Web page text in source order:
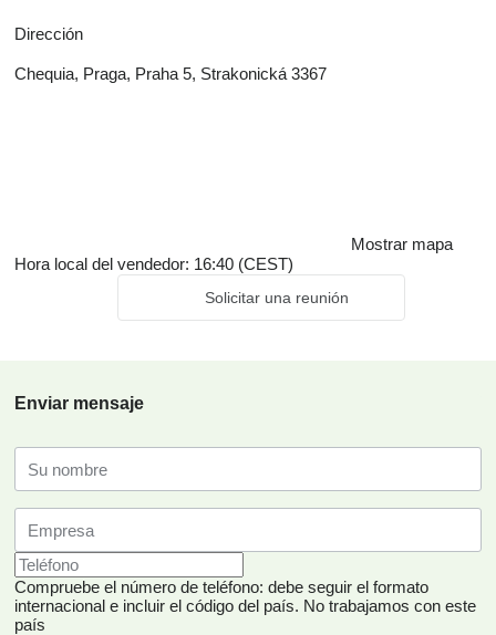
Dirección
Chequia, Praga, Praha 5, Strakonická 3367
Mostrar mapa
Hora local del vendedor: 16:40 (CEST)
Solicitar una reunión
Enviar mensaje
Compruebe el número de teléfono: debe seguir el formato
internacional e incluir el código del país. No trabajamos con este
país